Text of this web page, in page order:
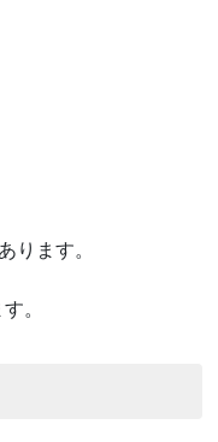
ります。
。